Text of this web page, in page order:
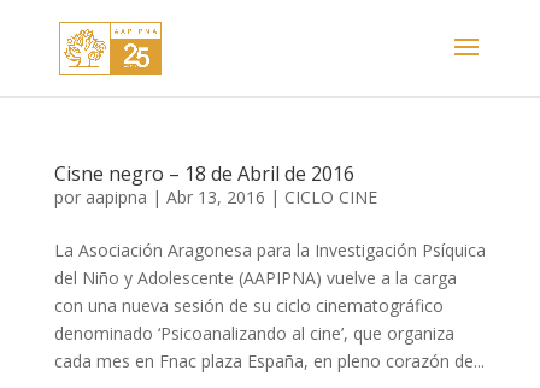
Cisne negro – 18 de Abril de 2016
por aapipna | Abr 13, 2016 | CICLO CINE
La Asociación Aragonesa para la Investigación Psíquica
del Niño y Adolescente (AAPIPNA) vuelve a la carga
con una nueva sesión de su ciclo cinematográfico
denominado ‘Psicoanalizando al cine’, que organiza
cada mes en Fnac plaza España, en pleno corazón de...